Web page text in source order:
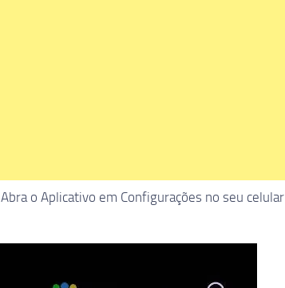
Abra o Aplicativo em Configurações no seu celular